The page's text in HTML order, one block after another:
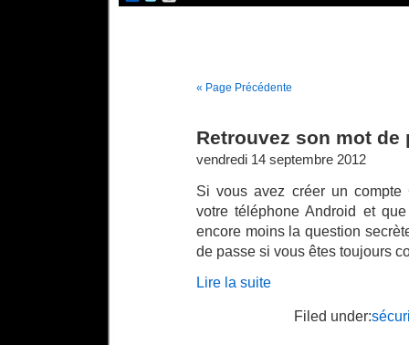
« Page Précédente
Retrouvez son mot de
vendredi 14 septembre 2012
Si vous avez créer un compte
votre téléphone Android et
encore moins la question
de passe si vous êtes toujours
Lire la suite
Filed under: